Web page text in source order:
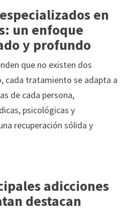
en
un enfoque
y profundo
que no existen dos
cada tratamiento se adapta a
de cada persona,
psicológicas y
recuperación sólida y
adicciones
destacan